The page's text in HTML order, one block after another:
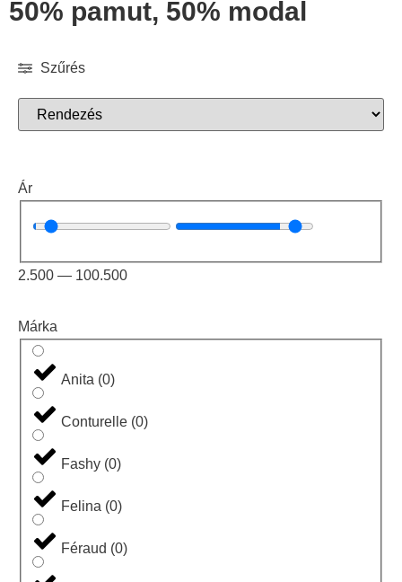
50% pamut, 50% modal
Szűrés
Ár
2.500 — 100.500
Márka
Anita (0)
Conturelle (0)
Fashy (0)
Felina (0)
Féraud (0)